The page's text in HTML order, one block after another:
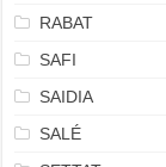
RABAT
SAFI
SAIDIA
SALÉ